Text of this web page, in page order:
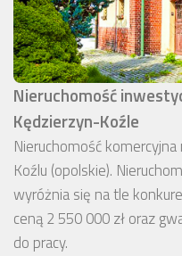
Nieruchomość
Kędzierzyn-Koźle
Nieruchomość
Koźlu (opolskie).
wyróżnia się na tle
ceną 2 550 000 zł oraz
do pracy.